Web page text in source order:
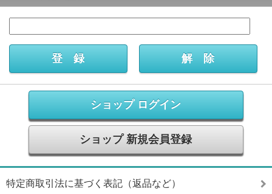
ショップ ログイン
ショップ 新規会員登録
特定商取引法に基づく表記（返品など）